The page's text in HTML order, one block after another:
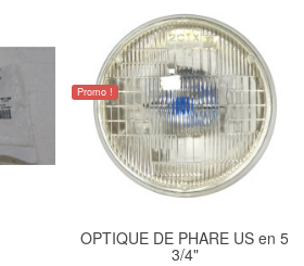
Promo !
OPTIQUE DE PHARE US en 5
3/4"